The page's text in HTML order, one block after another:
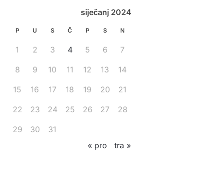
siječanj 2024
P U S Č P S N
1 2 3 4 5 6 7
8 9 10 11 12 13 14
15 16 17 18 19 20 21
22 23 24 25 26 27 28
29 30
31
« pro
tra »